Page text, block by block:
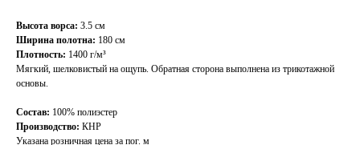
Высота ворса: 3.5 см
Ширина полотна: 180 см
Плотность: 1400 г/м³
Мягкий, шелковистый на ощупь. Обратная сторона выполнена из трикотажной
основы.
Состав: 100% полиэстер
Производство: КНР
Указана розничная цена за пог. м